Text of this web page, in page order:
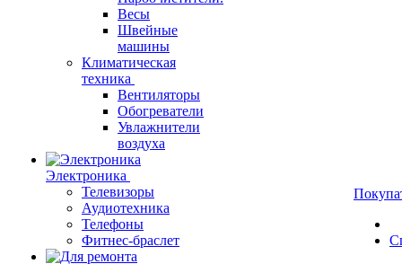
Весы
Швейные
машины
Климатическая
техника
Вентиляторы
Обогреватели
Увлажнители
воздуха
Электроника
Телевизоры
Аудиотехника
Телефоны
Фитнес-браслет